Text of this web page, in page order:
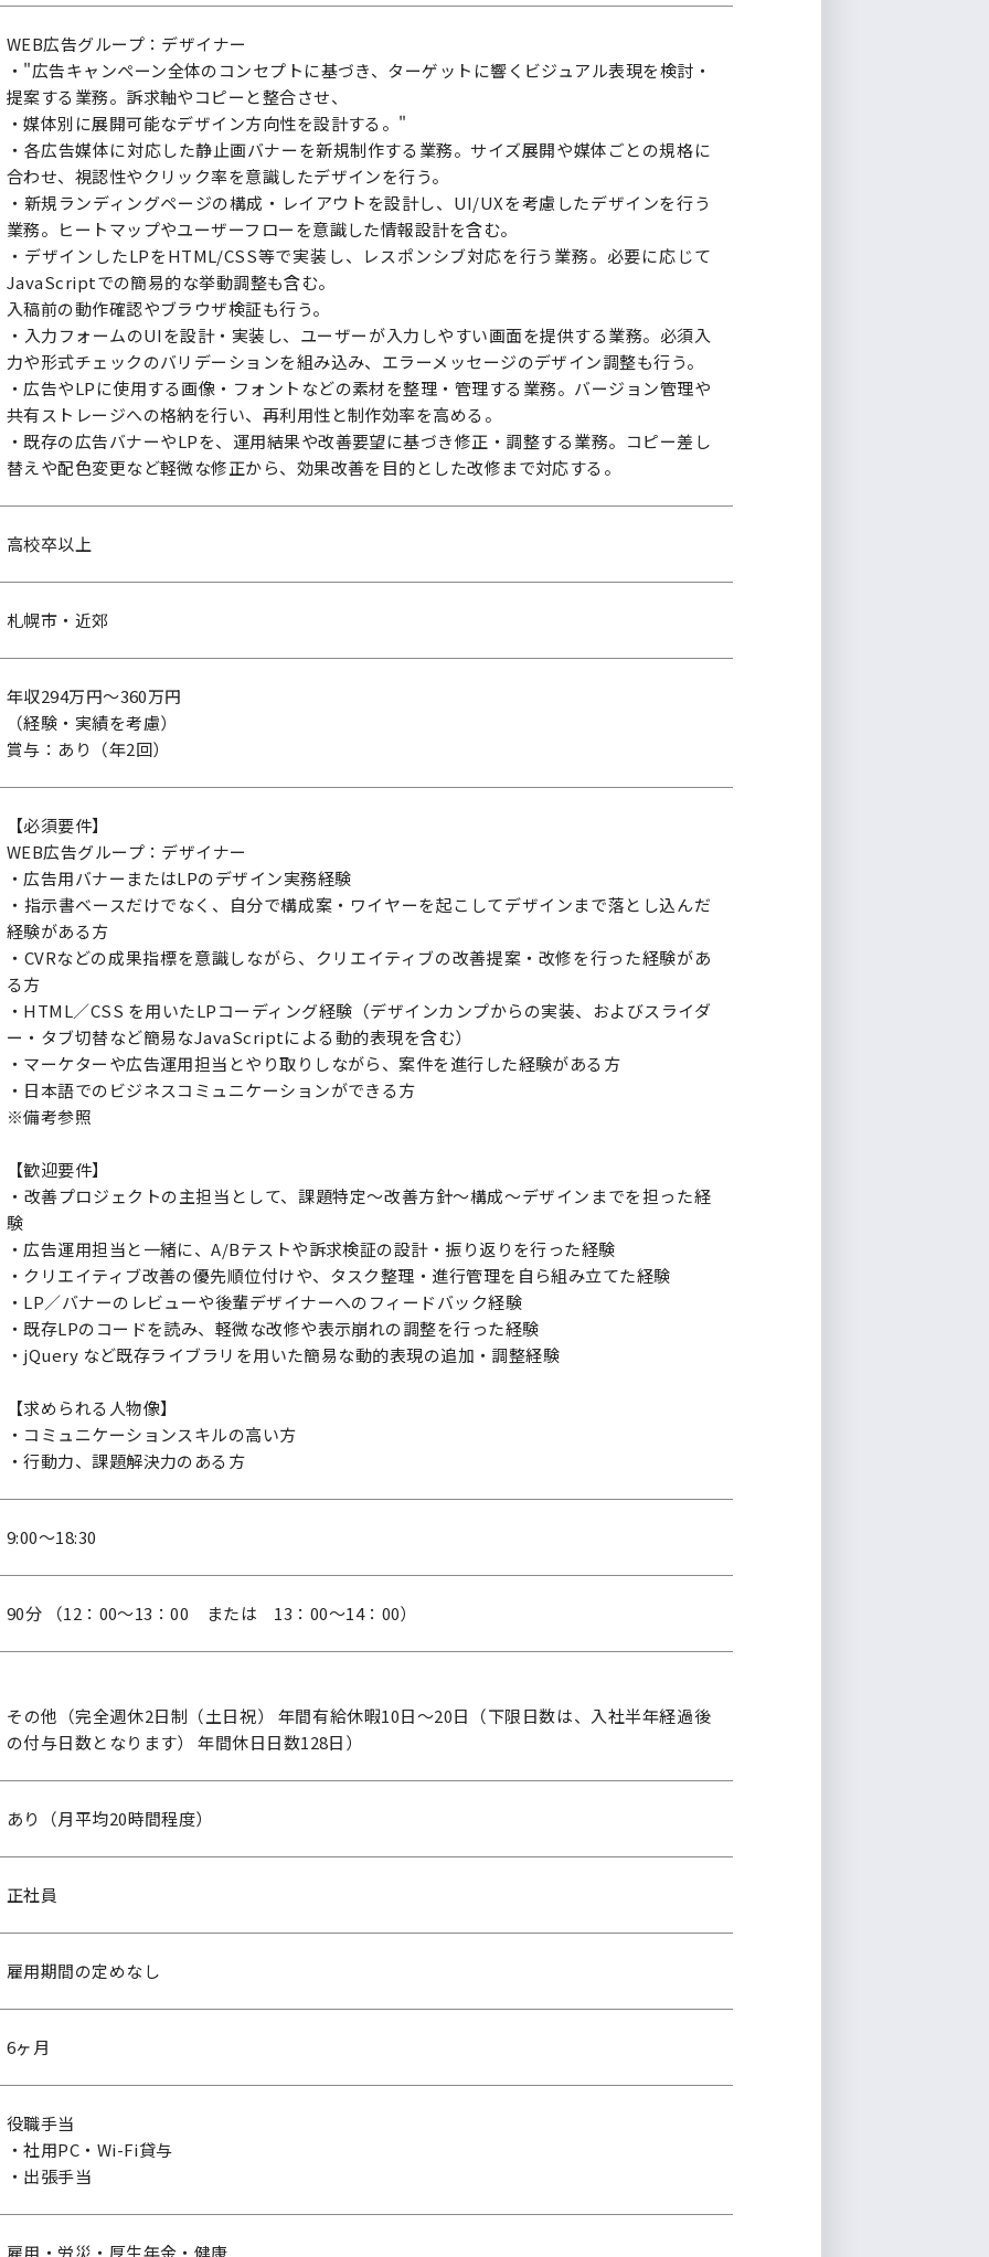
WEB広告グループ：デザイナー
・"広告キャンペーン全体のコンセプトに基づき、ターゲットに響くビジュアル表現を検討・
提案する業務。訴求軸やコピーと整合させ、
・媒体別に展開可能なデザイン方向性を設計する。"
・各広告媒体に対応した静止画バナーを新規制作する業務。サイズ展開や媒体ごとの規格に
合わせ、視認性やクリック率を意識したデザインを行う。
・新規ランディングページの構成・レイアウトを設計し、UI/UXを考慮したデザインを行う
業務。ヒートマップやユーザーフローを意識した情報設計を含む。
・デザインしたLPをHTML/CSS等で実装し、レスポンシブ対応を行う業務。必要に応じて
JavaScriptでの簡易的な挙動調整も含む。
入稿前の動作確認やブラウザ検証も行う。
・入力フォームのUIを設計・実装し、ユーザーが入力しやすい画面を提供する業務。必須入
力や形式チェックのバリデーションを組み込み、エラーメッセージのデザイン調整も行う。
・広告やLPに使用する画像・フォントなどの素材を整理・管理する業務。バージョン管理や
共有ストレージへの格納を行い、再利用性と制作効率を高める。
・既存の広告バナーやLPを、運用結果や改善要望に基づき修正・調整する業務。コピー差し
替えや配色変更など軽微な修正から、効果改善を目的とした改修まで対応する。
高校卒以上
札幌市・近郊
年収294万円～360万円
（経験・実績を考慮）
賞与：あり（年2回）
【必須要件】
WEB広告グループ：デザイナー
・広告用バナーまたはLPのデザイン実務経験
・指示書ベースだけでなく、自分で構成案・ワイヤーを起こしてデザインまで落とし込んだ
経験がある方
・CVRなどの成果指標を意識しながら、クリエイティブの改善提案・改修を行った経験があ
る方
・HTML／CSS を用いたLPコーディング経験（デザインカンプからの実装、およびスライダ
ー・タブ切替など簡易なJavaScriptによる動的表現を含む）
・マーケターや広告運用担当とやり取りしながら、案件を進行した経験がある方
・日本語でのビジネスコミュニケーションができる方
※備考参照
【歓迎要件】
・改善プロジェクトの主担当として、課題特定〜改善方針〜構成〜デザインまでを担った経
験
・広告運用担当と一緒に、A/Bテストや訴求検証の設計・振り返りを行った経験
・クリエイティブ改善の優先順位付けや、タスク整理・進行管理を自ら組み立てた経験
・LP／バナーのレビューや後輩デザイナーへのフィードバック経験
・既存LPのコードを読み、軽微な改修や表示崩れの調整を行った経験
・jQuery など既存ライブラリを用いた簡易な動的表現の追加・調整経験
【求められる人物像】
・コミュニケーションスキルの高い方
・行動力、課題解決力のある方
9:00～18:30
90分 （12：00～13：00 または 13：00～14：00）
その他（完全週休2日制（土日祝） 年間有給休暇10日～20日（下限日数は、入社半年経過後
の付与日数となります） 年間休日日数128日）
あり（月平均20時間程度）
正社員
雇用期間の定めなし
6ヶ月
役職手当
・社用PC・Wi-Fi貸与
・出張手当
雇用・労災・厚生年金・健康